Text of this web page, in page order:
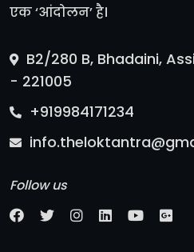
एक ‘आंदोलन’ है।
B2/280 B, Bhadaini,
- 221005
+919984171234
Follow us